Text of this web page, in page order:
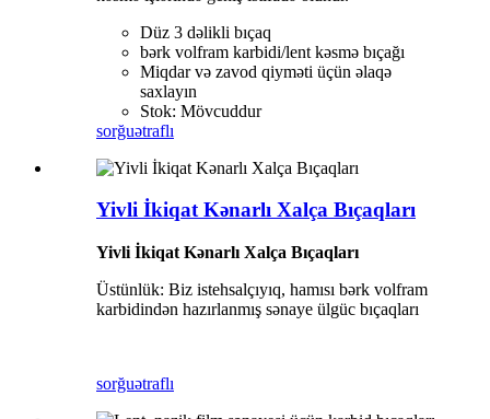
Düz 3 dəlikli bıçaq
bərk volfram karbidi/lent kəsmə bıçağı
Miqdar və zavod qiyməti üçün əlaqə
saxlayın
Stok: Mövcuddur
sorğuətraflı
Yivli İkiqat Kənarlı Xalça Bıçaqları
Yivli İkiqat Kənarlı Xalça Bıçaqları
Üstünlük: Biz istehsalçıyıq, hamısı bərk volfram
karbidindən hazırlanmış sənaye ülgüc bıçaqları
sorğuətraflı